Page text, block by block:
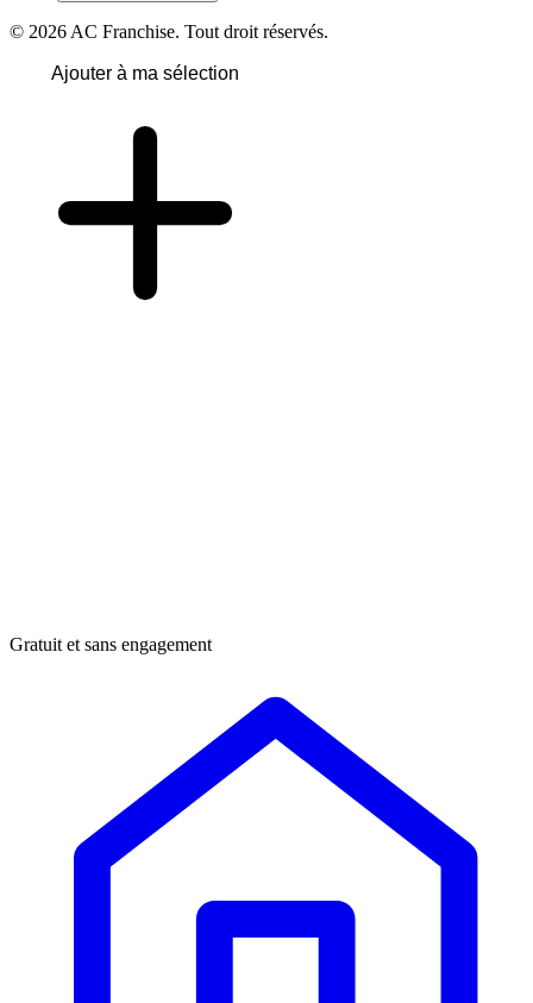
© 2026 AC Franchise. Tout droit réservés.
Ajouter à ma sélection
Gratuit et sans engagement